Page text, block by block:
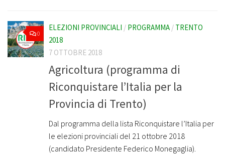
0
ELEZIONI PROVINCIALI / PROGRAMMA / TRENTO
2018
7 OTTOBRE 2018
Agricoltura (programma di
Riconquistare l’Italia per la
Provincia di Trento)
Dal programma della lista Riconquistare l’Italia per
le elezioni provinciali del 21 ottobre 2018
(candidato Presidente Federico Monegaglia).